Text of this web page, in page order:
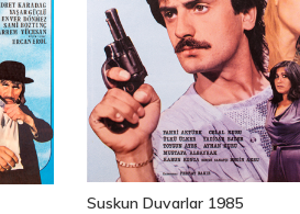
Suskun Duvarlar 1985